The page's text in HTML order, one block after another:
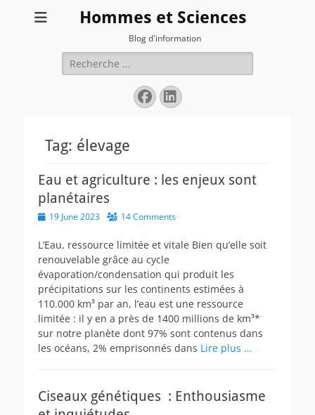
Hommes et Sciences
Blog d'information
Search
for:
Facebook
LinkedIn
Tag: élevage
Eau et agriculture : les enjeux sont
planétaires
Posted19 June 2023 14 Comments
L’Eau, ressource limitée et vitale Bien qu’elle soit
renouvelable grâce au cycle
évaporation/condensation qui produit les
précipitations sur les continents estimées à
110.000 km³ par an, l’eau est une ressource
limitée : il y en a près de 1400 millions de km³*
sur notre planète dont 97% sont contenus dans
les océans, 2% emprisonnés dans Lire plus …
Ciseaux génétiques : Enthousiasme